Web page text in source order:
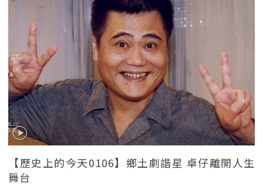
【歷史上的今天0106】鄉土劇諧星 卓仔離開人生
舞台